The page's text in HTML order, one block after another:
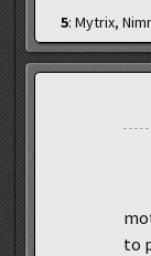
5: Mytrix,
to